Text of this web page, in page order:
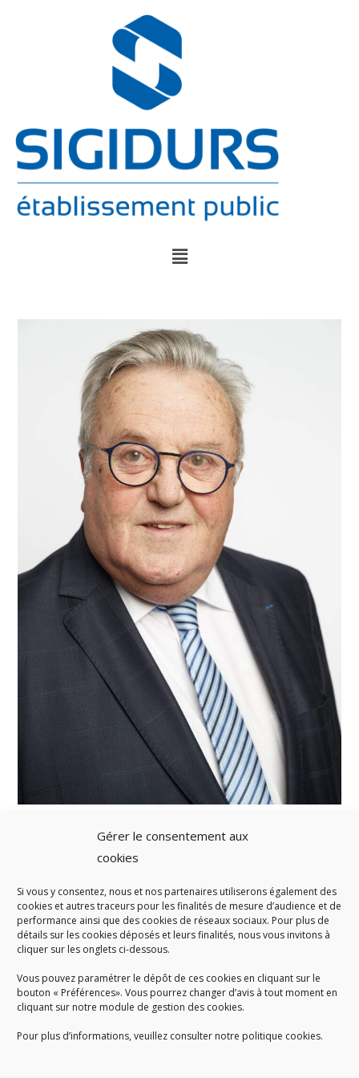
Gérer le consentement aux
cookies
Si vous y consentez, nous et nos partenaires utiliserons également des
cookies et autres traceurs pour les finalités de mesure d’audience et de
performance ainsi que des cookies de réseaux sociaux. Pour plus de
détails sur les cookies déposés et leurs finalités, nous vous invitons à
cliquer sur les onglets ci-dessous.
Vous pouvez paramétrer le dépôt de ces cookies en cliquant sur le
bouton « Préférences». Vous pourrez changer d’avis à tout moment en
cliquant sur notre module de gestion des cookies.
Pour plus d’informations, veuillez consulter notre politique cookies.
A SAVOIR
Créé en 1978, le Sigidurs est un établissement public quiexerce
des missions de service public : la prévention, la collecte et la
territoire.
Accueil du public :